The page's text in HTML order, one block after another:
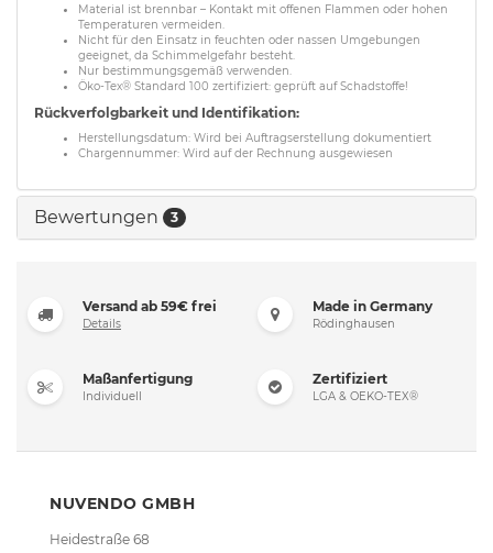
Material ist brennbar – Kontakt mit offenen Flammen oder hohen
Temperaturen vermeiden.
Nicht für den Einsatz in feuchten oder nassen Umgebungen
geeignet, da Schimmelgefahr besteht.
Nur bestimmungsgemäß verwenden.
Öko-Tex® Standard 100 zertifiziert: geprüft auf Schadstoffe!
Rückverfolgbarkeit und Identifikation:
Herstellungsdatum: Wird bei Auftragserstellung dokumentiert
Chargennummer: Wird auf der Rechnung ausgewiesen
Bewertungen 3
Versand ab 59€ frei
Details
Made in Germany
Rödinghausen
Maßanfertigung
Individuell
Zertifiziert
LGA & OEKO-TEX®
NUVENDO GMBH
Heidestraße 68